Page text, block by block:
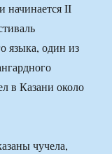
начинается II
языка, один из
в Казани около
чучела,